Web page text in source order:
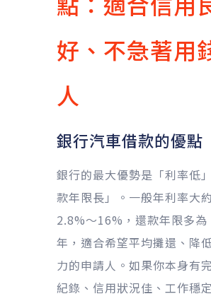
好、不急著用
人
銀行汽車借款的優點
銀行的最大優勢是「利率低
款年限長」。一般年利率大
2.8%～16%，還款年限多為
年，適合希望平均攤還、降
力的申請人。如果你本身有
紀錄、信用狀況佳、工作穩